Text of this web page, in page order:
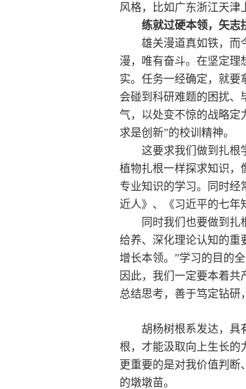
风格，比如广东浙江天津
练就过硬本领，矢志
雄关漫道真如铁，而
漫，唯有奋斗。在坚定理
实。任务一经确定，就要
会碰到科研难题的困扰、
气，以处变不惊的战略定
求是创新”的校训精神。
这要求我们做到扎根
植物扎根一样探求知识，
专业知识的学习。同时经
近人》、《习近平的七年
同时我们也要做到
给养、深化理论认知的重
增长本领。”学习的目的
因此，我们一定要本着
总结思考，善于笃定钻研
胡杨树根系发达，具
根，才能汲取向上生长的
更重要的是对我价值判
的墩墩苗。